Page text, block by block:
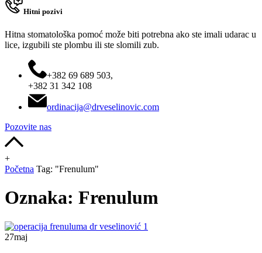
Hitni pozivi
Hitna stomatološka pomoć može biti potrebna ako ste imali udarac u
lice, izgubili ste plombu ili ste slomili zub.
+382 69 689 503,
+382 31 342 108
ordinacija@drveselinovic.com
Pozovite nas
+
Početna Tag: "Frenulum"
Oznaka: Frenulum
27maj